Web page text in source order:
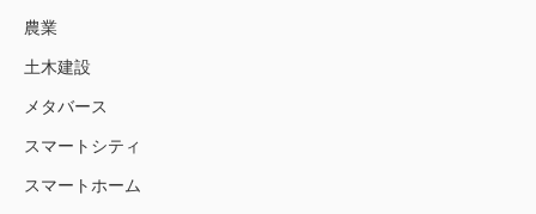
農業
土木建設
メタバース
スマートシティ
スマートホーム